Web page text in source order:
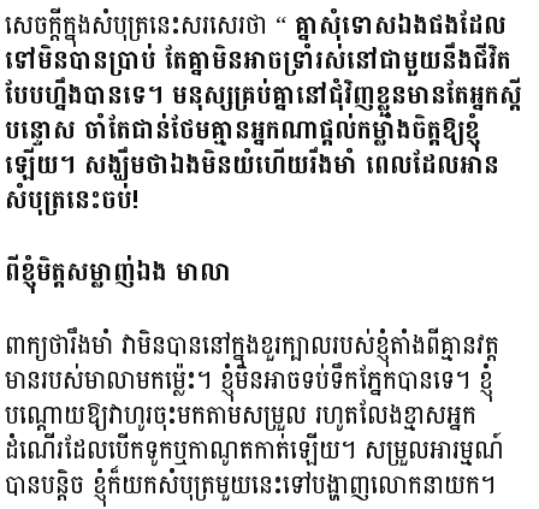
សេចក្តីក្នុងសំបុត្រនេះសរសេរថា “ គ្នាសុំទោសឯងផងដែល
ទៅមិនបានប្រាប់ តែគ្នាមិនអាចទ្រាំរស់នៅជាមួយនឹងជីវិត
បែបហ្នឹងបានទេ។ មនុស្សគ្រប់គ្នានៅជុំវិញខ្លួនមានតែអ្នកស្តី
បន្ទោស ចាំតែជាន់ថែមគ្មានអ្នកណាផ្តល់កម្លាំងចិត្តឱ្យខ្ញុំ
ឡើយ។ សង្ឃឹមថាឯងមិនយំហើយរឹងមាំ ពេលដែលអាន
សំបុត្រនេះចប់!
ពីខ្ញុំមិត្តសម្លាញ់ឯង មាលា
ពាក្យថារឹងមាំ វាមិនបាននៅក្នុងខួរក្បាលរបស់ខ្ញុំតាំងពីគ្មានវត្ត
មានរបស់មាលាមកម្ល៉េះ។ ខ្ញុំមិនអាចទប់ទឹកភ្នែកបានទេ។ ខ្ញុំ
បណ្តោយឱ្យវាហូរចុះមកតាមសម្រួល រហូតលែងខ្មាសអ្នក
ដំណើរដែលបើកទូកឬកាណូតកាត់ឡើយ។ សម្រួលអារម្មណ៍
បានបន្តិច ខ្ញុំក៏យកសំបុត្រមួយនេះទៅបង្ហាញលោកនាយក។